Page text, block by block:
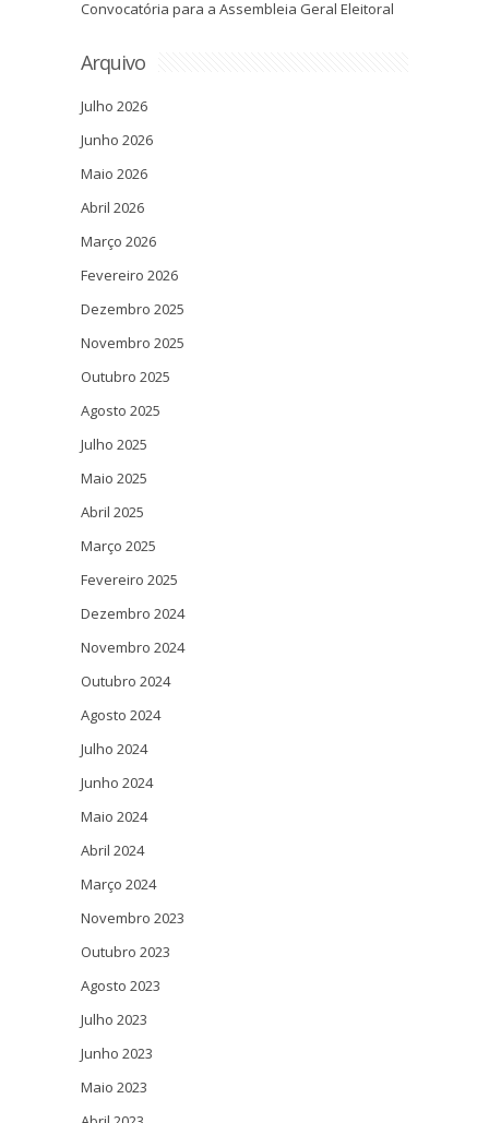
Convocatória para a Assembleia Geral Eleitoral
Arquivo
Julho 2026
Junho 2026
Maio 2026
Abril 2026
Março 2026
Fevereiro 2026
Dezembro 2025
Novembro 2025
Outubro 2025
Agosto 2025
Julho 2025
Maio 2025
Abril 2025
Março 2025
Fevereiro 2025
Dezembro 2024
Novembro 2024
Outubro 2024
Agosto 2024
Julho 2024
Junho 2024
Maio 2024
Abril 2024
Março 2024
Novembro 2023
Outubro 2023
Agosto 2023
Julho 2023
Junho 2023
Maio 2023